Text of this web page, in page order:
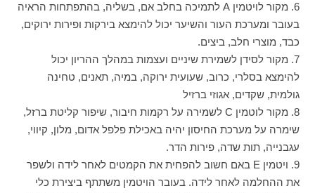
6. מקור לויטמין A לתמיכה בחלב אם, בשליה, בהתפתחות הראיה
בעובר ומערכת העור והשיער יכול להימצא בירקות ופירות ירוקים,
כבד, מוצרי חלב, ביצים.
7. מקור לסידן לשמירת שיניים ועצמות במהלך ההריון יכול
להימצא בסלרי, כרוב, שעועית ירוקה, במיה, תאנים, טחינה
גולמית, שקדים, אגוזי ברזיל
8. מקור לוטמין C לשמירה על רקמות חיבור, שיפור קליטת ברזל,
שימרה על מערכת החיסון יהיה באכילת פלפל אדום, מלון, קיווי,
עגבנייה, תות שדה, פירות הדר.
9. ויטמין E באם חשוב להפחית את הקמטים לאחר לידה ולשפר
את ההחלמה לאחר לידה. בעובר הויטמין משתתף ביצירת כלי